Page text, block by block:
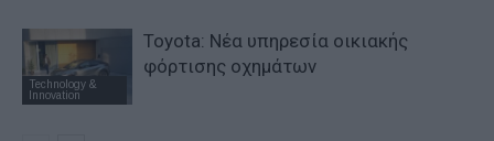
Technology &
Innovation
Toyota: Νέα υπηρεσία οικιακής
φόρτισης οχημάτων